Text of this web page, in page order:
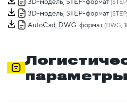
3D-модель, STEP-формат
3D-модель, STEP-формат
AutoCad, DWG-формат (DWG,
параметры